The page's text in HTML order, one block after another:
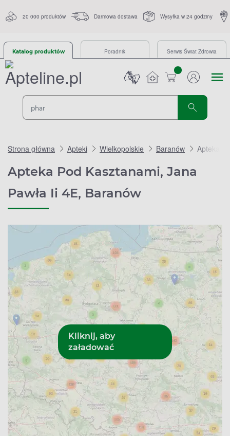
20 000 produktów Darmowa dostawa Wysyłka w 24 godziny
Katalog produktów Poradnik Serwis Świat Zdrowia
sztuk
Strona główna Apteki Wielkopolskie Baranów Apteka
Apteka Pod Kasztanami, Jana
Pawła Ii 4E, Baranów